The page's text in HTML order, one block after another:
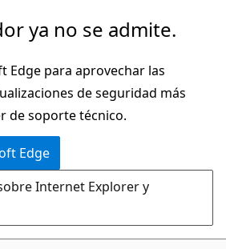
ya no se admite.
Edge para aprovechar las
de seguridad más
de soporte técnico.
Edge
Internet Explorer y